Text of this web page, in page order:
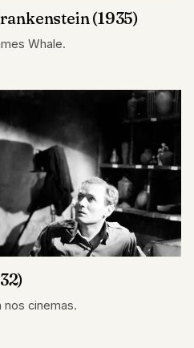
(1935)
Whale.
nos cinemas.